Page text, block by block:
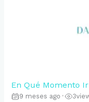
En Qué Momento
9 meses ago • 3